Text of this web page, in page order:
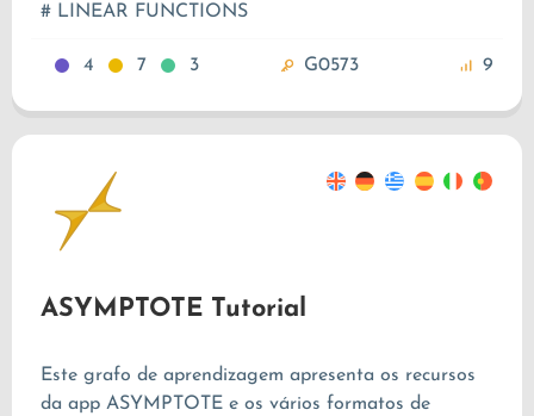
# LINEAR FUNCTIONS
4 7 3 G0573 9
ASYMPTOTE Tutorial
Este grafo de aprendizagem apresenta os recursos
da app ASYMPTOTE e os vários formatos de